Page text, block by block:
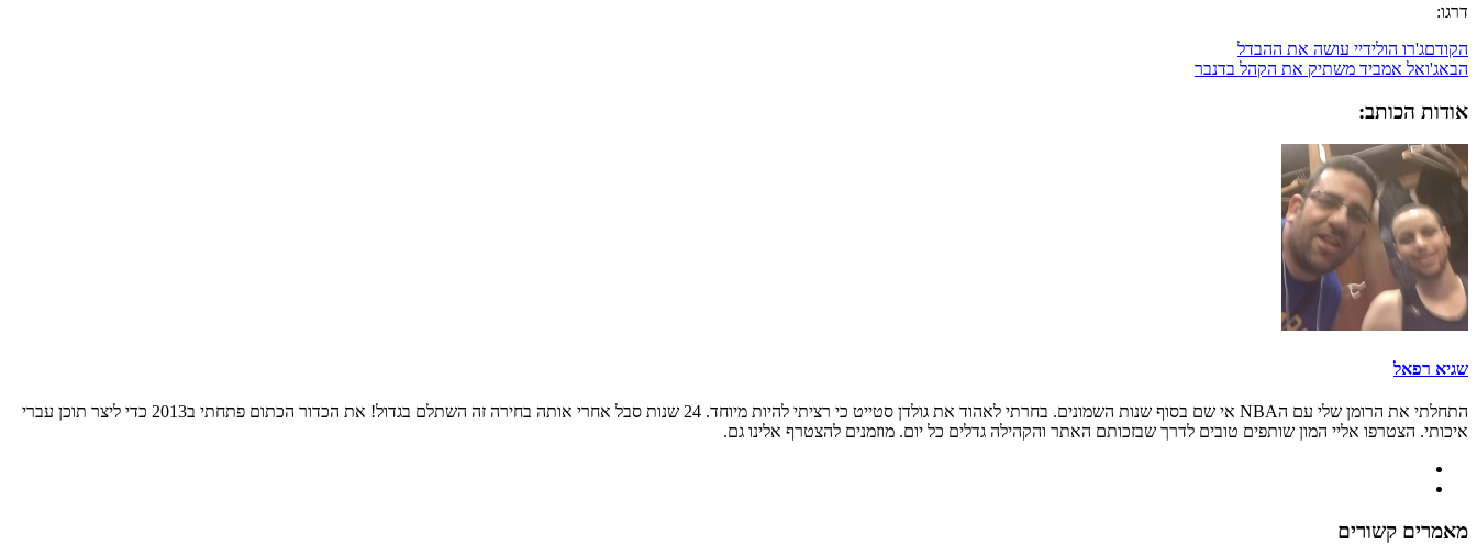
דרגו:
הקודםג'רו הולידיי עושה את ההבדל
הבאג'ואל אמביד משתיק את הקהל בדנבר
אודות הכותב:
שגיא רפאל
התחלתי את הרומן שלי עם הNBA אי שם בסוף שנות השמונים. בחרתי לאהוד את גולדן סטייט כי רציתי להיות מיוחד. 24 שנות סבל אחרי אותה בחירה זה השתלם בגדול! את הכדור הכתום פתחתי ב2013 כדי ליצר תוכן עברי
איכותי. הצטרפו אליי המון שותפים טובים לדרך שבזכותם האתר והקהילה גדלים כל יום. מוזמנים להצטרף אלינו גם.
מאמרים קשורים